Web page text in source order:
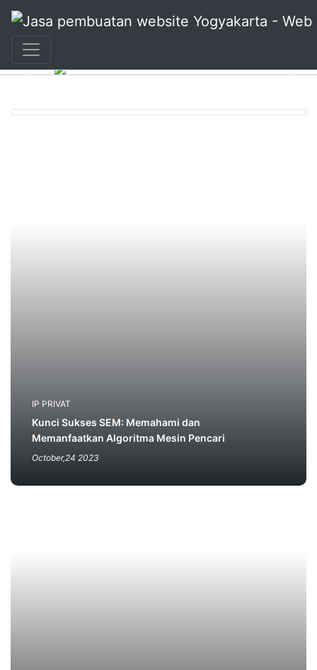
Previous
IP PRIVAT
Kunci Sukses SEM: Memahami dan
Memanfaatkan Algoritma Mesin Pencari
October,24 2023